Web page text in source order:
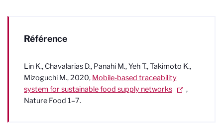
Référence
Lin K., Chavalarias D., Panahi M., Yeh T., Takimoto K.,
Mizoguchi M., 2020, Mobile-based traceability
system for sustainable food supply networks
,
Nature Food 1–7.